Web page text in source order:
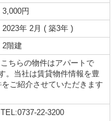
3,000円
2023年 2月 ( 築3年 )
2階建
ちらの物件はアパートで
。当社は賃貸物件情報を豊
ご紹介させていただきます
TEL:0737-22-3200